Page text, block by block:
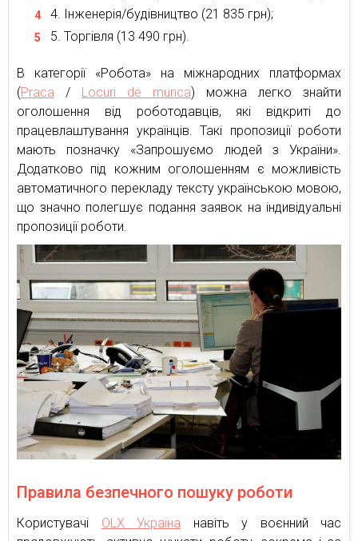
Інженерія/будівництво (21 835 грн);
Торгівля (13 490 грн).
В категорії «Робота» на міжнародних платформах
(Praca / Locuri de munca) можна легко знайти
оголошення від роботодавців, які відкриті до
працевлаштування українців. Такі пропозиції роботи
мають позначку «Запрошуємо людей з України».
Додатково під кожним оголошенням є можливість
автоматичного перекладу тексту українською мовою,
що значно полегшує подання заявок на індивідуальні
пропозиції роботи.
Правила безпечного пошуку роботи
Користувачі OLX Україна навіть у воєнний час